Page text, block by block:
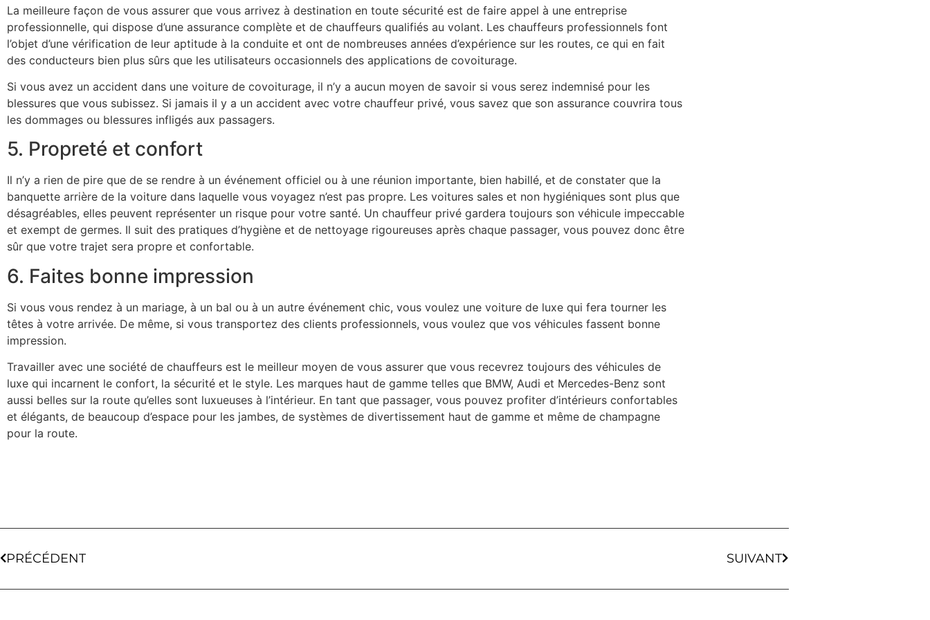
La meilleure façon de vous assurer que vous arrivez à destination en toute sécurité est de faire appel à une entreprise
professionnelle, qui dispose d’une assurance complète et de chauffeurs qualifiés au volant. Les chauffeurs professionnels font
l’objet d’une vérification de leur aptitude à la conduite et ont de nombreuses années d’expérience sur les routes, ce qui en fait
des conducteurs bien plus sûrs que les utilisateurs occasionnels des applications de covoiturage.
Si vous avez un accident dans une voiture de covoiturage, il n’y a aucun moyen de savoir si vous serez indemnisé pour les
blessures que vous subissez. Si jamais il y a un accident avec votre chauffeur privé, vous savez que son assurance couvrira tous
les dommages ou blessures infligés aux passagers.
5. Propreté et confort
Il n’y a rien de pire que de se rendre à un événement officiel ou à une réunion importante, bien habillé, et de constater que la
banquette arrière de la voiture dans laquelle vous voyagez n’est pas propre. Les voitures sales et non hygiéniques sont plus que
désagréables, elles peuvent représenter un risque pour votre santé. Un chauffeur privé gardera toujours son véhicule impeccable
et exempt de germes. Il suit des pratiques d’hygiène et de nettoyage rigoureuses après chaque passager, vous pouvez donc être
sûr que votre trajet sera propre et confortable.
6. Faites bonne impression
Si vous vous rendez à un mariage, à un bal ou à un autre événement chic, vous voulez une voiture de luxe qui fera tourner les
têtes à votre arrivée. De même, si vous transportez des clients professionnels, vous voulez que vos véhicules fassent bonne
impression.
Travailler avec une société de chauffeurs est le meilleur moyen de vous assurer que vous recevrez toujours des véhicules de
luxe qui incarnent le confort, la sécurité et le style. Les marques haut de gamme telles que BMW, Audi et Mercedes-Benz sont
aussi belles sur la route qu’elles sont luxueuses à l’intérieur. En tant que passager, vous pouvez profiter d’intérieurs confortables
et élégants, de beaucoup d’espace pour les jambes, de systèmes de divertissement haut de gamme et même de champagne
pour la route.
PRÉCÉDENT SUIVANT